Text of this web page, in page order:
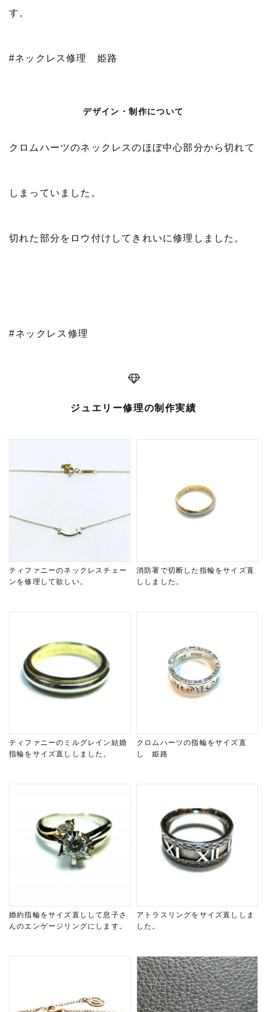
す。
#ネックレス修理 姫路
デザイン・制作について
クロムハーツのネックレスのほぼ中心部分から切れて
しまっていました。
切れた部分をロウ付けしてきれいに修理しました。
#ネックレス修理
ジュエリー修理の制作実績
ティファニーのネックレスチェー
ンを修理して欲しい。
消防署で切断した指輪をサイズ直
ししました。
ティファニーのミルグレイン結婚
指輪をサイズ直ししました。
クロムハーツの指輪をサイズ直
し 姫路
婚約指輪をサイズ直しして息子さ
んのエンゲージリングにします。
アトラスリングをサイズ直ししま
した。